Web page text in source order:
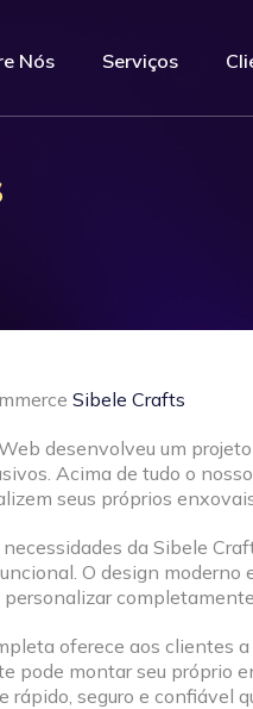
Nós Serviços
Sibele Crafts
desenvolveu um
Acima de tudo o
seus próprios
da Sibele
O design moderno
oferece aos clientes
pode montar seu próprio
rápido, seguro e confiável